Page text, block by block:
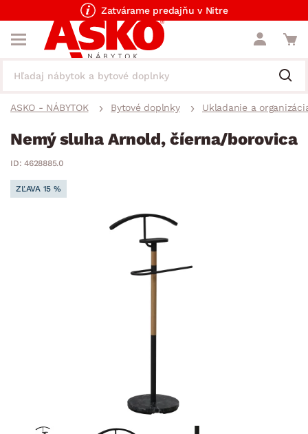
Zatvárame predajňu v Nitre
ASKO - NÁBYTOK Bytové doplnky Ukladanie a
Nemý sluha Arnold, číerna/borovica
ID: 4628885.0
ZĽAVA 15 %